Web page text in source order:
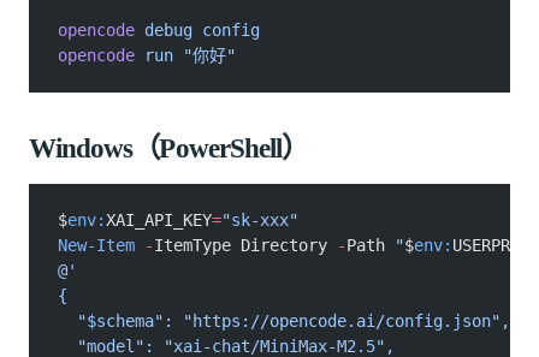
opencode debug config
opencode run "你好"
Windows（PowerShell）
$env:XAI_API_KEY="sk-xxx"
New-Item -ItemType Directory -Path "$env:
@'
{
  "$schema": "https://opencode.ai/config.json",
  "model": "xai-chat/MiniMax-M2.5",